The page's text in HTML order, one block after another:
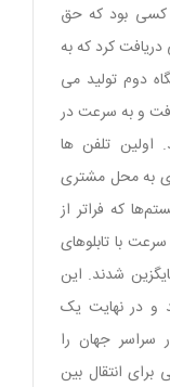
کسی بود که حق
کرد که به
دوم تولید می
و به سرعت در
اولین تلفن ها
به محل مشتری
که فراتر از
با تابلوهای
شدند. این
و در نهایت یک
سراسر جهان را
انتقال بین